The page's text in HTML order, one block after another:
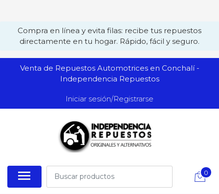
Compra en línea y evita filas: recibe tus repuestos
directamente en tu hogar. Rápido, fácil y seguro.
Venta de Repuestos Automotrices en Conchalí -
Independencia Repuestos
Iniciar sesión/Registrarse
0